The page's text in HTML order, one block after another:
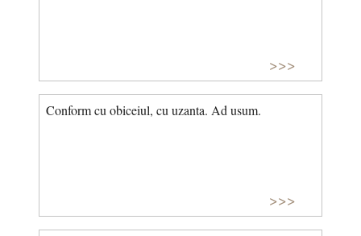
>>>
Conform cu obiceiul, cu uzanta. Ad usum.
>>>